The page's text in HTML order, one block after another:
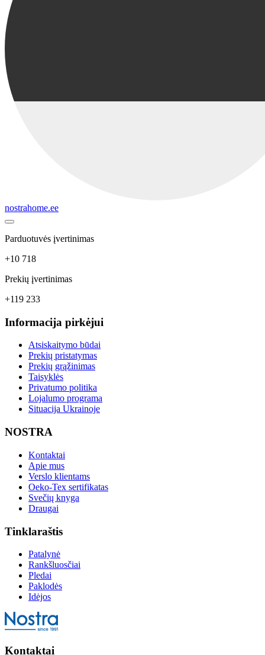
nostrahome.ee
Parduotuvės įvertinimas
+10 718
Prekių įvertinimas
+119 233
Informacija pirkėjui
Atsiskaitymo būdai
Prekių pristatymas
Prekių grąžinimas
Taisyklės
Privatumo politika
Lojalumo programa
Situacija Ukrainoje
NOSTRA
Kontaktai
Apie mus
Verslo klientams
Oeko-Tex sertifikatas
Svečių knyga
Draugai
Tinklaraštis
Patalynė
Rankšluosčiai
Pledai
Paklodės
Idėjos
Kontaktai